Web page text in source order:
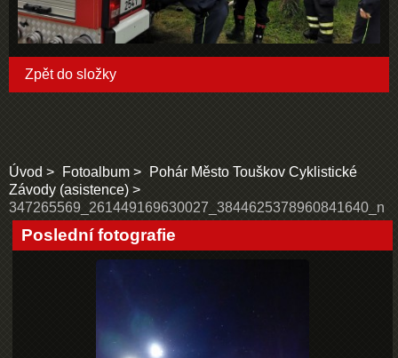
Zpět do složky
Úvod Fotoalbum
Pohár Město Touškov Cyklistické
Závody (asistence)
347265569_261449169630027_3844625378960841640_n
Poslední fotografie